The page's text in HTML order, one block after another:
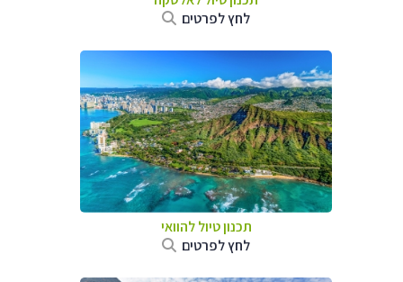
לחץ לפרטים
תכנון טיול להוואי
לחץ לפרטים